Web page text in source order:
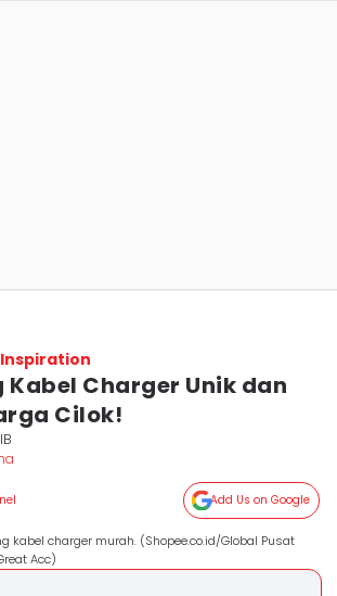
Inspiration
Kabel Charger Unik dan
Cilok!
Add Us on Google
kabel charger murah. (Shopee.co.id/Global Pusat
Acc)